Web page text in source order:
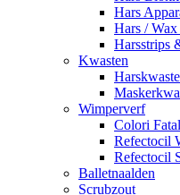
Hars
Hars / Wax
Harsstrips
Kwasten
Wimperverf
Colori
Refectocil
Refectocil
Balletnaalden
Scrubzout